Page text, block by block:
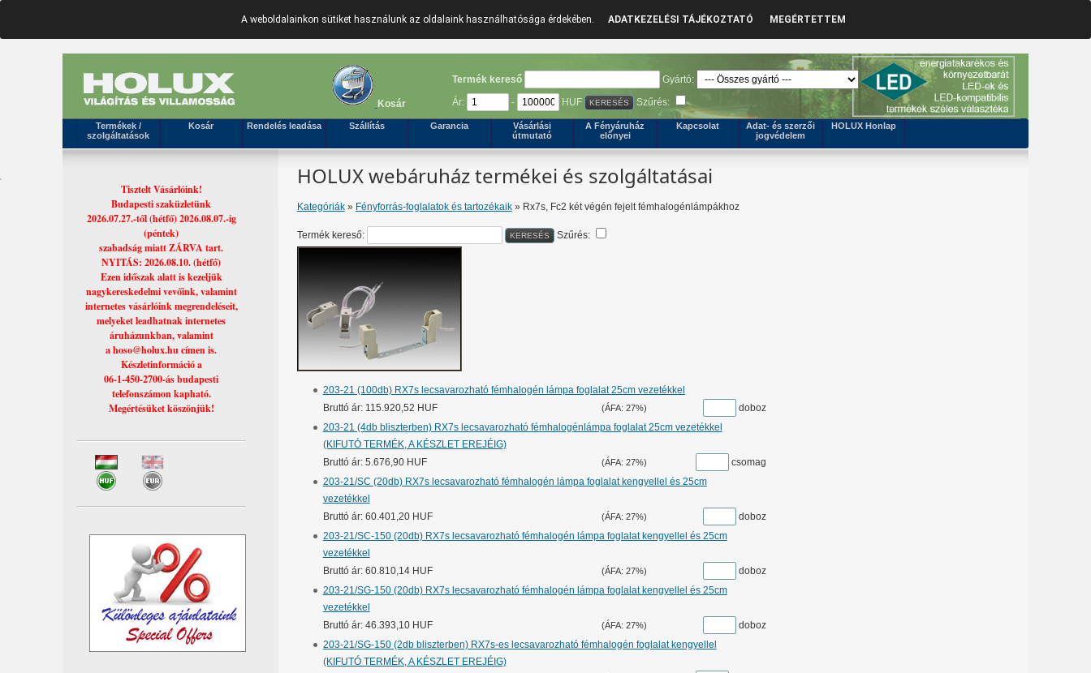
A weboldalainkon sütiket használunk az oldalaink használhatósága érdekében. ADATKEZELÉSI TÁJÉKOZTATÓ MEGÉRTETTEM
Kosár
Termék kereső
Gyártó:
Ár:
- HUF Szűrés:
Termékek /
szolgáltatások
Kosár Rendelés leadása Szállítás Garancia
Vásárlási
útmutató
A Fényáruház
előnyei
Kapcsolat
Adat- és szerzői
jogvédelem
HOLUX Honlap
HOLUX webáruház termékei és szolgáltatásai
Kategóriák» Fényforrás-foglalatok és tartozékaik» Rx7s, Fc2 két végén fejelt fémhalogénlámpákhoz
Termék kereső: Szűrés:
203-21 (100db) RX7s lecsavarozható fémhalogén lámpa foglalat 25cm vezetékkel
Bruttó ár: 115.920,52 HUF
(ÁFA: 27%)
doboz
203-21 (4db bliszterben) RX7s lecsavarozható fémhalogénlámpa foglalat 25cm vezetékkel
(KIFUTÓ TERMÉK, A KÉSZLET EREJÉIG)
Bruttó ár: 5.676,90 HUF
(ÁFA: 27%)
csomag
203-21/SC (20db) RX7s lecsavarozható fémhalogén lámpa foglalat kengyellel és 25cm
vezetékkel
Bruttó ár: 60.401,20 HUF
(ÁFA: 27%)
doboz
203-21/SC-150 (20db) RX7s lecsavarozható fémhalogén lámpa foglalat kengyellel és 25cm
vezetékkel
Bruttó ár: 60.810,14 HUF
(ÁFA: 27%)
doboz
203-21/SG-150 (20db) RX7s lecsavarozható fémhalogén lámpa foglalat kengyellel és 25cm
vezetékkel
Bruttó ár: 46.393,10 HUF
(ÁFA: 27%)
doboz
203-21/SG-150 (2db bliszterben) RX7s-es lecsavarozható fémhalogén foglalat kengyellel
(KIFUTÓ TERMÉK, A KÉSZLET EREJÉIG)
Tisztelt Vásárlóink!
Budapesti szaküzletünk
2026.07.27.-től (hétfő) 2026.08.07.-ig
(péntek)
szabadság miatt ZÁRVA tart.
NYITÁS: 2026.08.10. (hétfő)
Ezen időszak alatt is kezeljük
nagykereskedelmi vevőink, valamint
internetes vásárlóink megrendeléseit,
melyeket leadhatnak internetes
áruházunkban, valamint
a hoso@holux.hu címen is.
Készletinformáció a
06-1-450-2700-ás budapesti
telefonszámon kapható.
Megértésüket köszönjük!